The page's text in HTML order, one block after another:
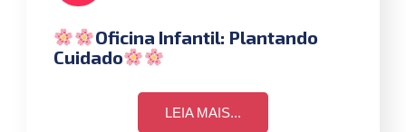
Oficina Infantil: Plantando
Cuidado
LEIA MAIS...